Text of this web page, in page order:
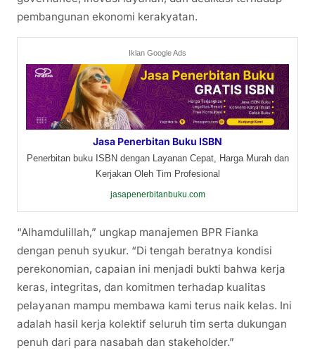
pembangunan ekonomi kerakyatan.
Iklan Google Ads
Jasa Penerbitan Buku ISBN
Penerbitan buku ISBN dengan Layanan Cepat, Harga Murah dan
Kerjakan Oleh Tim Profesional
jasapenerbitanbuku.com
“Alhamdulillah,” ungkap manajemen BPR Fianka
dengan penuh syukur. “Di tengah beratnya kondisi
perekonomian, capaian ini menjadi bukti bahwa kerja
keras, integritas, dan komitmen terhadap kualitas
pelayanan mampu membawa kami terus naik kelas. Ini
adalah hasil kerja kolektif seluruh tim serta dukungan
penuh dari para nasabah dan stakeholder.”